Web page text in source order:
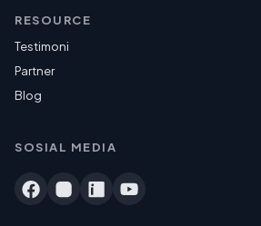
RESOURCE
Testimoni
Partner
Blog
SOSIAL MEDIA